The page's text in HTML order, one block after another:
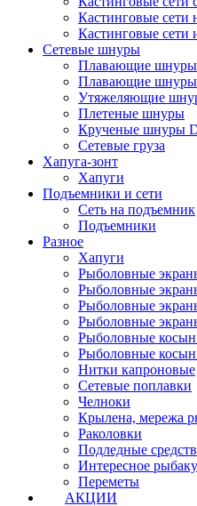
Кастинговые сети
Кастинговые сети
Сетевые шнуры
Плавающие шнуры
Плавающие
Утяжеляющие
Плетеные шнуры
Крученые шнуры
Сетевые груза
Хапуга-зонт
Хапуги
Подъемники и сети
Сеть на подъемник
Подъемники
Разное
Хапуги
Рыболовные
Рыболовные
Рыболовные
Рыболовные
Рыболовные
Рыболовные
Нитки капроновые
Сетевые поплавки
Челноки
Крылена, мережа
Раколовки
Подледные
Интересное рыбаку
Переметы
АКЦИИ